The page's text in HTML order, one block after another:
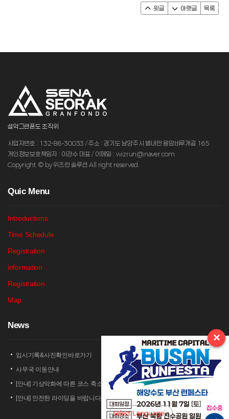
Select Language ▼
윗글 아랫글 목록
설악그란폰도 조직위
사업자번호 : 132-86-30033 / 주소 : 경기도 남양주시 별내면 용암비루개길 165
개인정보보호책임자 : 이관수 대표 / 이메일 : wizrun@naver.com
Copyright © by 위즈런 솔루션 All right reserved.
Quic Menu
Introductions
Time Schedule
Registration
information
Registration
Map
News
임시기록&사진확인바로가기
사무국 이동안내
[안내] 기상악화에 따른 코스 축소 운영 안내
[안내] 안전한 라이딩을 바랍니다
[안내] 상남 부녀회 김밥 단체주문 및 먹거리 부스 운영 안내
×